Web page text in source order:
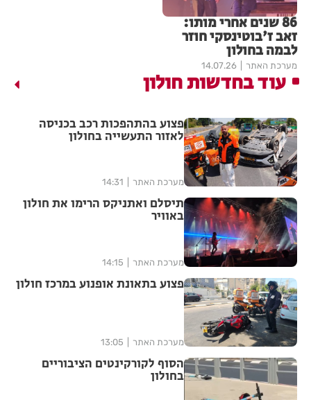
86 שנים אחרי מותו:
זאב ז'בוטינסקי חוזר
לבמה בחולון
מערכת האתר 14.07.26
עוד בחדשות חולון
פצוע בהתהפכות רכב בכניסה
לאזור התעשייה בחולון
מערכת האתר 14:31
תיסלם ואתניקס הרימו את חולון
באוויר
מערכת האתר 14:15
פצוע בתאונת אופנוע במרכז חולון
מערכת האתר 13:05
הסוף לקורקינטים הציבוריים
בחולון